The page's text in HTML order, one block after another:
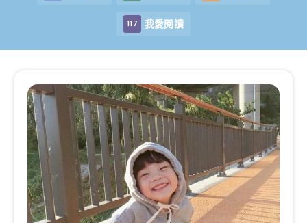
117 我愛閱讀